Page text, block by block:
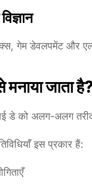
गेम डेवलपमेंट और
जाता
डे को अलग-अलग
इस प्रकार हैं: